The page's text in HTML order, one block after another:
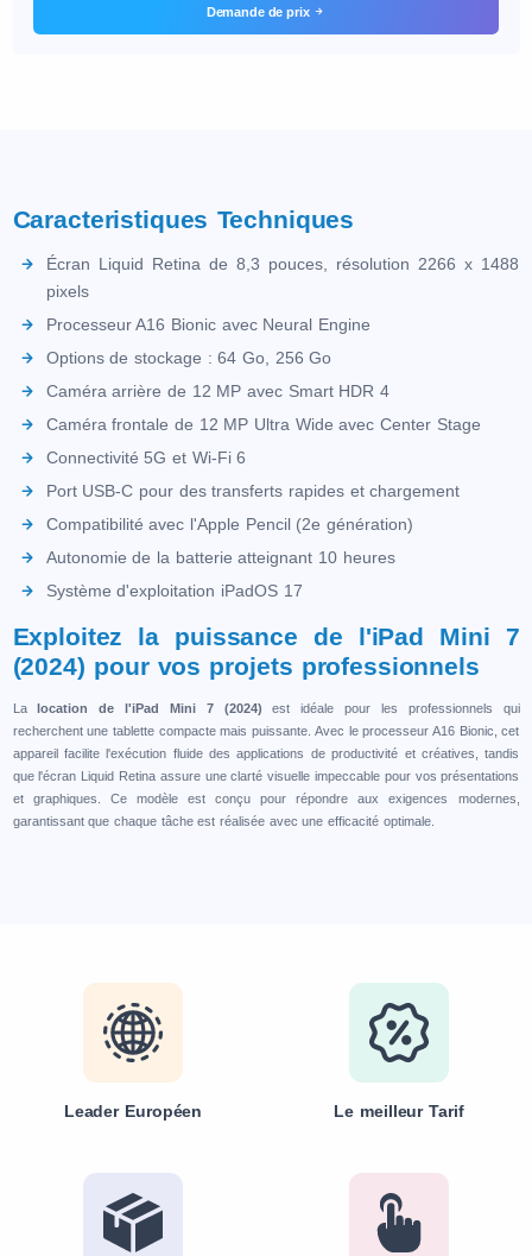
Demande de prix
Caracteristiques Techniques
Écran Liquid Retina de 8,3 pouces, résolution 2266 x 1488
pixels
Processeur A16 Bionic avec Neural Engine
Options de stockage : 64 Go, 256 Go
Caméra arrière de 12 MP avec Smart HDR 4
Caméra frontale de 12 MP Ultra Wide avec Center Stage
Connectivité 5G et Wi-Fi 6
Port USB-C pour des transferts rapides et chargement
Compatibilité avec l'Apple Pencil (2e génération)
Autonomie de la batterie atteignant 10 heures
Système d'exploitation iPadOS 17
Exploitez la puissance de l'iPad Mini 7
(2024) pour vos projets professionnels
Lalocation de l'iPad Mini 7 (2024) est idéale pour les professionnels qui
recherchent une tablette compacte mais puissante. Avec le processeur A16 Bionic, cet
appareil facilite l'exécution fluide des applications de productivité et créatives, tandis
que l'écran Liquid Retina assure une clarté visuelle impeccable pour vos présentations
et graphiques. Ce modèle est conçu pour répondre aux exigences modernes,
garantissant que chaque tâche est réalisée avec une efficacité optimale.
Leader Européen Le meilleur Tarif